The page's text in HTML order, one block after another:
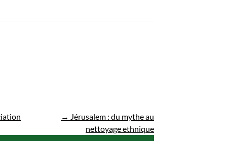
→ Jérusalem : du mythe au
nettoyage ethnique